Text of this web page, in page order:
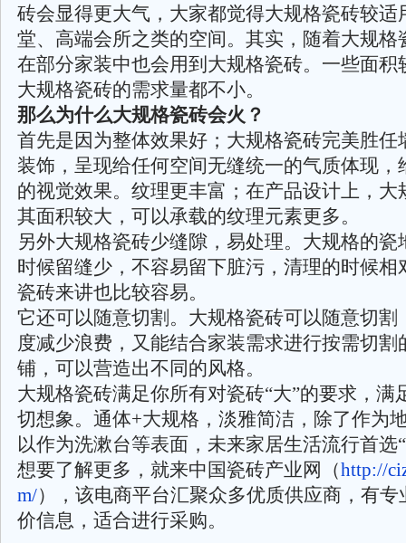
砖会显得更大气，大家都觉得大规格瓷砖较适
堂、高端会所之类的空间。其实，随着大规格
在部分家装中也会用到大规格瓷砖。一些面积
大规格瓷砖的需求量都不小。
那么为什么大规格瓷砖会火？
首先是因为整体效果好；大规格瓷砖完美胜任
装饰，呈现给任何空间无缝统一的气质体现，
的视觉效果。纹理更丰富；在产品设计上，大
其面积较大，可以承载的纹理元素更多。
另外大规格瓷砖少缝隙，易处理。大规格的瓷
时候留缝少，不容易留下脏污，清理的时候相
瓷砖来讲也比较容易。
它还可以随意切割。大规格瓷砖可以随意切割
度减少浪费，又能结合家装需求进行按需切割
铺，可以营造出不同的风格。
大规格瓷砖满足你所有对瓷砖“大”的要求，满
切想象。通体+大规格，淡雅简洁，除了作为
以作为洗漱台等表面，未来家居生活流行首选
想要了解更多，就来中国瓷砖产业网（http://
m/），该电商平台汇聚众多优质供应商，有专
价信息，适合进行采购。